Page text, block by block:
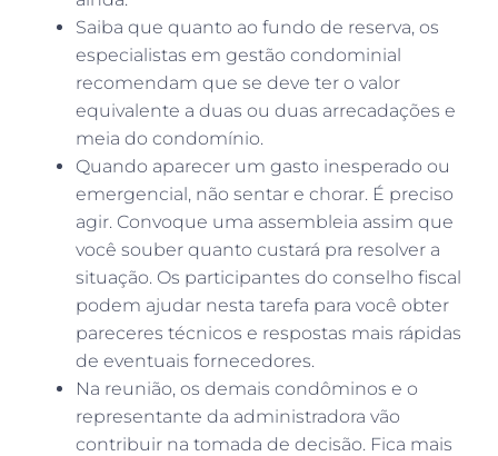
Saiba que quanto ao fundo de reserva, os
especialistas em gestão condominial
recomendam que se deve ter o valor
equivalente a duas ou duas arrecadações e
meia do condomínio.
Quando aparecer um gasto inesperado ou
emergencial, não sentar e chorar. É preciso
agir. Convoque uma assembleia assim que
você souber quanto custará pra resolver a
situação. Os participantes do conselho fiscal
podem ajudar nesta tarefa para você obter
pareceres técnicos e respostas mais rápidas
de eventuais fornecedores.
Na reunião, os demais condôminos e o
representante da administradora vão
contribuir na tomada de decisão. Fica mais